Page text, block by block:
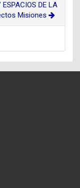
DE LA
Misiones